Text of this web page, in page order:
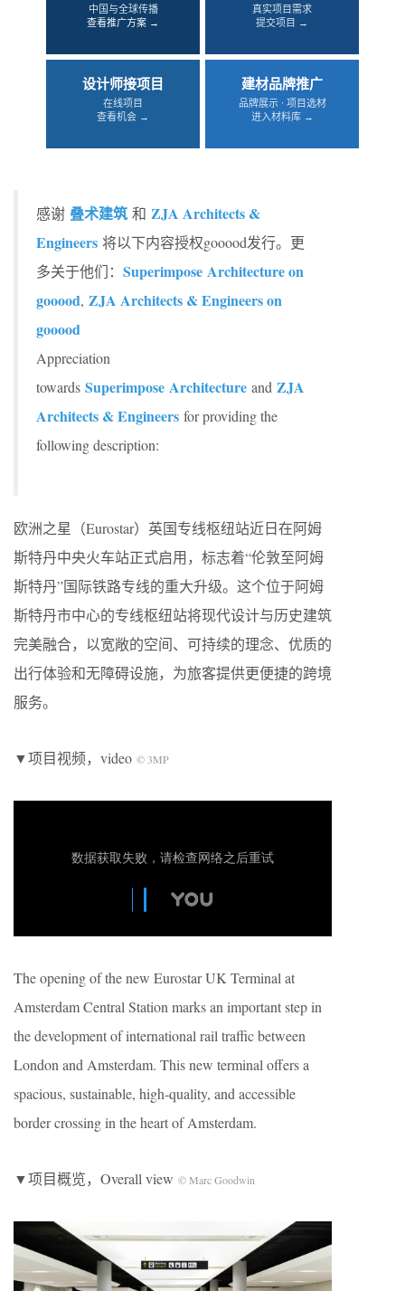
中国与全球传播
查看推广方案 →
真实项目需求
提交项目 →
设计师接项目
在线项目
查看机会 →
建材品牌推广
品牌展示 · 项目选材
进入材料库 →
感谢 叠术建筑 和 ZJA Architects &
Engineers 将以下内容授权gooood发行。更
多关于他们： Superimpose Architecture on
gooood, ZJA Architects & Engineers on
gooood
Appreciation
towards Superimpose Architecture and ZJA
Architects & Engineers for providing the
following description:
欧洲之星（Eurostar）英国专线枢纽站近日在阿姆
斯特丹中央火车站正式启用，标志着“伦敦至阿姆
斯特丹”国际铁路专线的重大升级。这个位于阿姆
斯特丹市中心的专线枢纽站将现代设计与历史建筑
完美融合，以宽敞的空间、可持续的理念、优质的
出行体验和无障碍设施，为旅客提供更便捷的跨境
服务。
▼项目视频，video © 3MP
The opening of the new Eurostar UK Terminal at
Amsterdam Central Station marks an important step in
the development of international rail traffic between
London and Amsterdam. This new terminal offers a
spacious, sustainable, high-quality, and accessible
border crossing in the heart of Amsterdam.
▼项目概览，Overall view © Marc Goodwin